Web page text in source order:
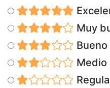
Muy
Bueno
Medio